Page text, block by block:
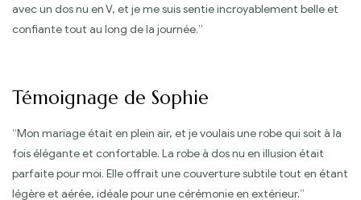
avec un dos nu en V, et je me suis sentie incroyablement belle et
confiante tout au long de la journée.”
Témoignage de Sophie
“Mon mariage était en plein air, et je voulais une robe qui soit à la
fois élégante et confortable. La robe à dos nu en illusion était
parfaite pour moi. Elle offrait une couverture subtile tout en étant
légère et aérée, idéale pour une cérémonie en extérieur.”